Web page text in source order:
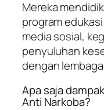
Mereka
program
media sosial,
penyuluhan
dengan
Apa saja
Anti Narkoba?